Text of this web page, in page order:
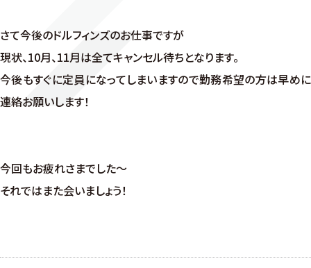
さて今後のドルフィンズのお仕事ですが
現状、10月、11月は全てキャンセル待ちとなります。
今後もすぐに定員になってしまいますので勤務希望の方は早めに
連絡お願いします！
今回もお疲れさまでした～
それではまた会いましょう！